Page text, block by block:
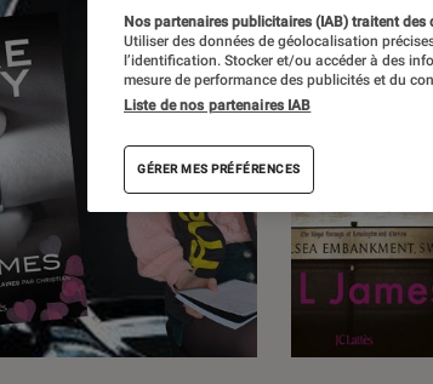
Nos partenaires publicitaires (IAB) traitent
Utiliser des données de géolocalisation
l’identification. Stocker et/ou accéder à des
mesure de performance des publicités et du
Liste de nos partenaires IAB
GÉRER MES PRÉFÉRENCES